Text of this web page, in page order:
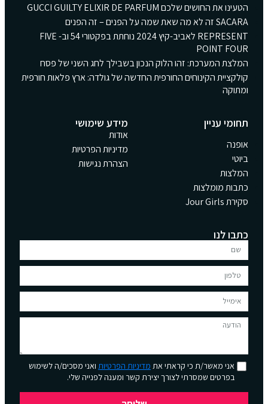
הטעינו את החושים שלכם GUCCI GUILTY ELIXIR DE PARFUM
SACARA זה לא מה שאת שמה על הפנים – זה הפנים
REPRESENT לאביב-קיץ 2024 נוחתת בפקטורי 54 וב- FIVE
POINT FOUR
המלצת המערכת: זהו הלוק הנכון בשבילך לחג השני של פסח
קולקציית הקינוחים החורפית החדשה של גולדה: ארץ פלאות חורפית
ומתוקה
תחומי עניין
אופנה
ביוטי
המלצות
כתבות מומלצות
סקירת Jour Girls
מידע שימושי
אודות
מדיניות הפרטיות
הצהרת נגישות
כתבו לנו
אני מאשר/ת כי קראתי אתמדיניות הפרטיותואני מסכים/ה לשימוש
בפרטים שמסרתי לצורך יצירת קשר ומענה לפנייה שלי.